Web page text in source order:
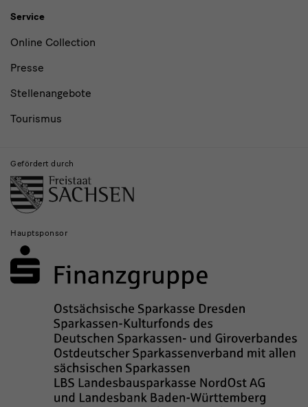
Service
Online Collection
Presse
Stellenangebote
Tourismus
Gefördert durch
Hauptsponsor